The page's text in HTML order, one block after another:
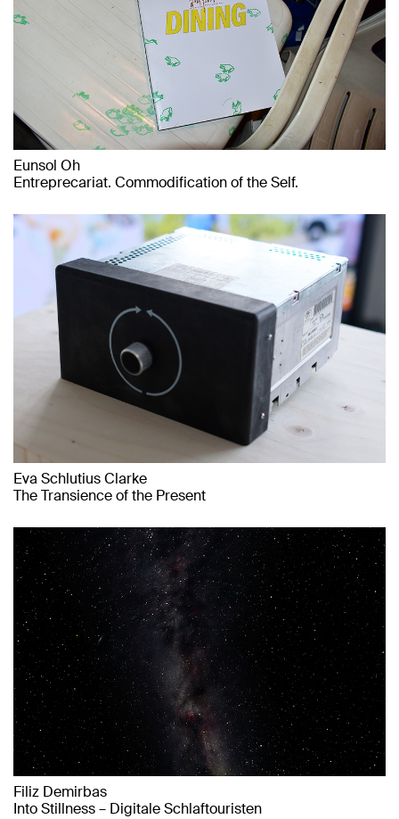
Eunsol Oh
Entreprecariat. Commodification of the Self.
Eva Schlutius Clarke
The Transience of the Present
Filiz Demirbas
Into Stillness – Digitale Schlaftouristen